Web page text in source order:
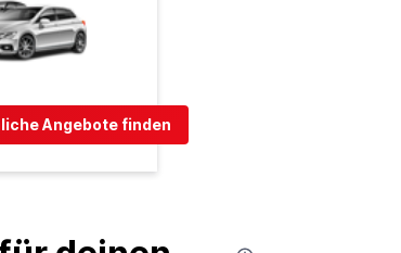
Angebote finden